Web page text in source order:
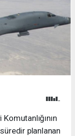
planlanan